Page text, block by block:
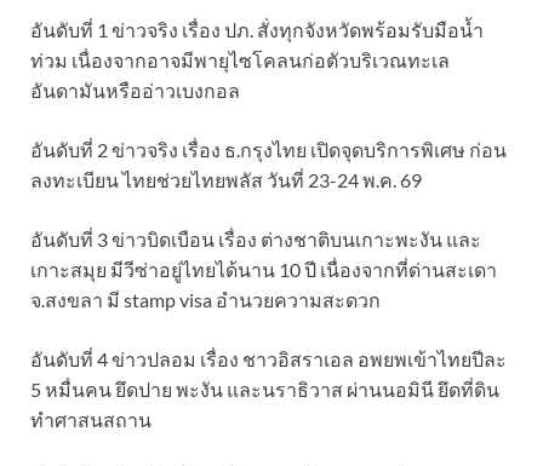
อันดับที่ 1 ข่าวจริง เรื่อง ปภ. สั่งทุกจังหวัดพร้อมรับมือน้ำ
ท่วม เนื่องจากอาจมีพายุไซโคลนก่อตัวบริเวณทะเล
อันดามันหรืออ่าวเบงกอล
อันดับที่ 2 ข่าวจริง เรื่อง ธ.กรุงไทย เปิดจุดบริการพิเศษ ก่อน
ลงทะเบียน ไทยช่วยไทยพลัส วันที่ 23-24 พ.ค. 69
อันดับที่ 3 ข่าวบิดเบือน เรื่อง ต่างชาติบนเกาะพะงัน และ
เกาะสมุย มีวีซ่าอยู่ไทยได้นาน 10 ปี เนื่องจากที่ด่านสะเดา
จ.สงขลา มี stamp visa อำนวยความสะดวก
อันดับที่ 4 ข่าวปลอม เรื่อง ชาวอิสราเอล อพยพเข้าไทยปีละ
5 หมื่นคน ยึดปาย พะงัน และนราธิวาส ผ่านนอมินี ยึดที่ดิน
ทำศาสนสถาน